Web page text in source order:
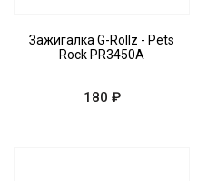
Зажигалка G-Rollz - Pets
Rock PR3450A
180 ₽